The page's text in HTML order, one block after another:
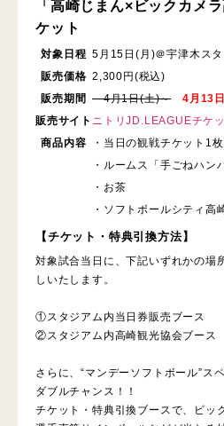
「高崎じまん×ビックカメ
ケット
対象日程 5月15日(月)＠宇津木ス
販売価格 2,300円(税込)
販売期間 4月1日(土)～ 4月13
販売サイト ニトリJD.LEAGUEチケ
商品内容
・当日の観戦チケット1枚
・ルームス「手ごねハン
・お茶
・ソフトボールシティ高
【チケット・特典引換方法】
対象試合当日に、下記いずれかの場
しいたします。
①スタジアム内当日券販売ブース
②スタジアム内高崎観光協会ブース
さらに、“マンデーソフトボール”ス
ダブルチャンス！！
チケット・特典引換ブースで、ビッ